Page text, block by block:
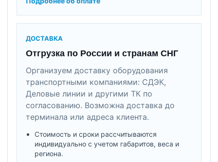
ДОСТАВКА
Отгрузка по России и странам СНГ
Организуем доставку оборудования
транспортными компаниями: СДЭК,
Деловые линии и другими ТК по
согласованию. Возможна доставка до
терминала или адреса клиента.
Стоимость и сроки рассчитываются
индивидуально с учетом габаритов, веса и
региона.